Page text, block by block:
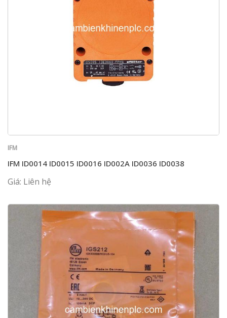
IFM
IFM ID0014 ID0015 ID0016 ID002A ID0036 ID0038
Giá: Liên hệ